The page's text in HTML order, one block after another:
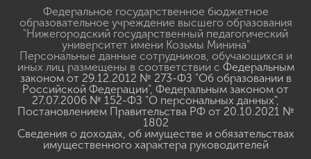
Федеральное государственное бюджетное
образовательное учреждение высшего образования
"Нижегородский государственный педагогический
университет имени Козьмы Минина"
Персональные данные сотрудников, обучающихся и
иных лиц размещены в соответствии с Федеральным
законом от 29.12.2012 № 273-ФЗ "Об образовании в
Российской Федерации", Федеральным законом от
27.07.2006 № 152-ФЗ "О персональных данных",
Постановлением Правительства РФ от 20.10.2021 №
1802
Сведения о доходах, об имуществе и обязательствах
имущественного характера руководителей